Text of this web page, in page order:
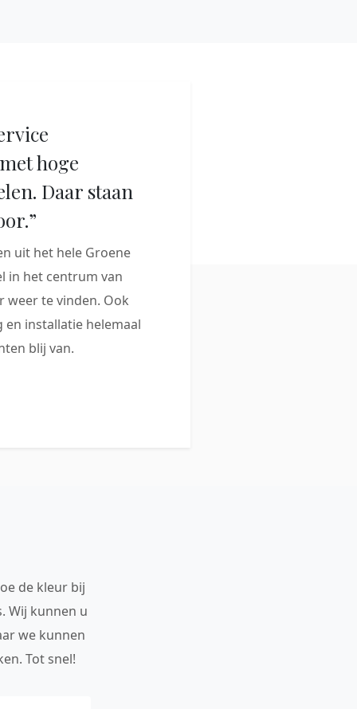
hoge
Daar staan
uit het hele Groene
in het centrum van
weer te vinden. Ook
en installatie helemaal
blij van.
de kleur bij
Wij kunnen u
we kunnen
Tot snel!